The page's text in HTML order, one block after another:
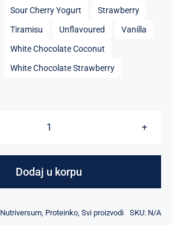
Sour Cherry Yogurt
Strawberry
Tiramisu
Unflavoured
Vanilla
White Chocolate Coconut
White Chocolate Strawberry
Whey
-
količina
Dodaj u korpu
Nutriversum, Proteinko, Svi proizvodi SKU: N/A